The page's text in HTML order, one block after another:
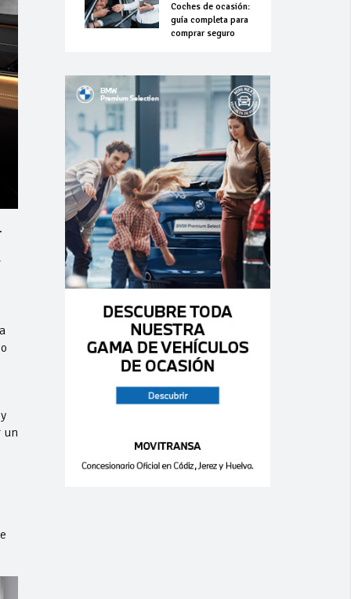
un
Coches de ocasión:
guía completa para
comprar seguro